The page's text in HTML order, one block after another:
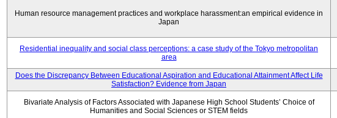
Human resource management practices and workplace harassment:an empirical evidence in
Japan
Residential inequality and social class perceptions: a case study of the Tokyo metropolitan
area
Does the Discrepancy Between Educational Aspiration and Educational Attainment Affect Life
Satisfaction? Evidence from Japan
Bivariate Analysis of Factors Associated with Japanese High School Students’ Choice of
Humanities and Social Sciences or STEM fields